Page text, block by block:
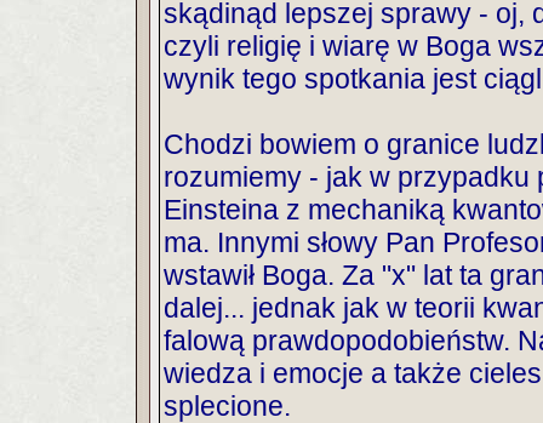
skądinąd lepszej sprawy - oj,
czyli religię i wiarę w Boga
wynik tego spotkania jest
Chodzi bowiem o granice
rozumiemy - jak w przypadku
Einsteina z mechaniką
ma. Innymi słowy Pan
wstawił Boga. Za "x" lat ta
dalej... jednak jak w teorii
falową prawdopodobieństw.
wiedza i emocje a także
splecione.